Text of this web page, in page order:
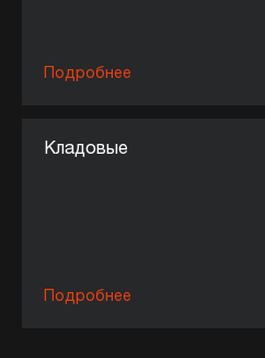
Подробнее
Кладовые
Подробнее